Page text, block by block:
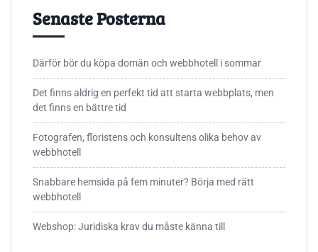
Senaste Posterna
Därför bör du köpa domän och webbhotell i sommar
Det finns aldrig en perfekt tid att starta webbplats, men
det finns en bättre tid
Fotografen, floristens och konsultens olika behov av
webbhotell
Snabbare hemsida på fem minuter? Börja med rätt
webbhotell
Webshop: Juridiska krav du måste känna till